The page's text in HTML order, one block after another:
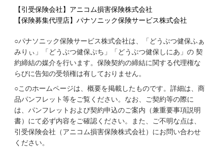
【引受保険会社】アニコム損害保険株式会社
【保険募集代理店】パナソニック保険サービス株式会社
○パナソニック保険サービス株式会社は、「どうぶつ健保ふぁ
みりぃ」「どうぶつ健保ぷち」「どうぶつ健保しにあ」の 契
約締結の媒介を行います。保険契約の締結に関する代理権な
らびに告知の受領権は有しておりません。
○このホームページは、概要を掲載したものです。詳細は、商
品パンフレット等をご覧ください。なお、ご契約等の際に
は、パンフレットおよび契約申込のご案内（兼重要事項説明
書）にて必ず内容をご確認ください。また、ご不明な点は、
引受保険会社（アニコム損害保険株式会社）にお問い合わせ
ください。